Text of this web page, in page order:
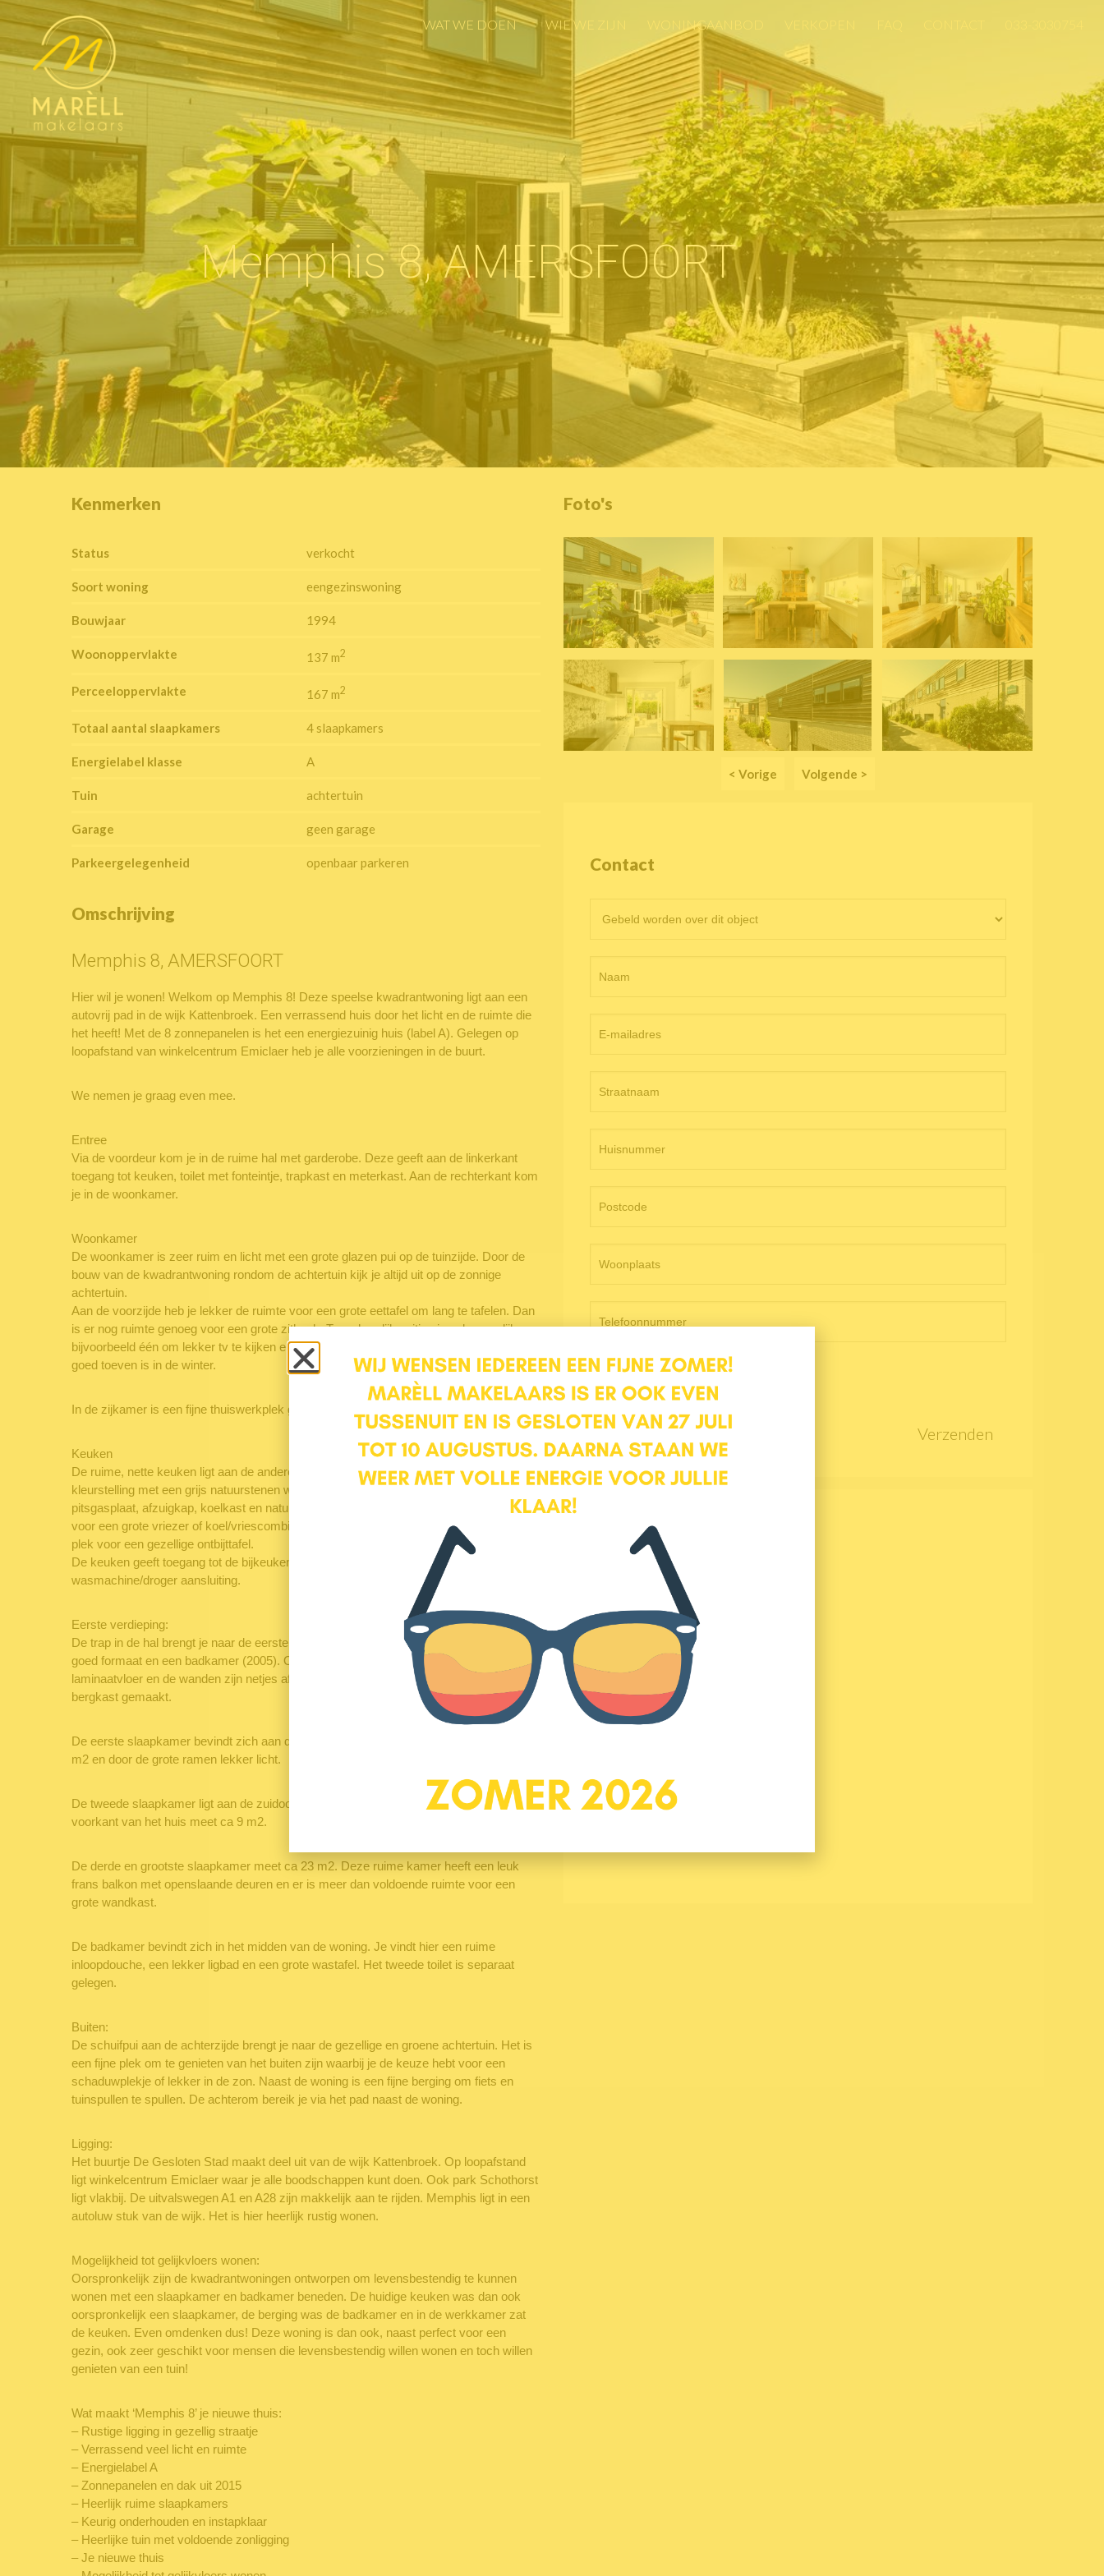
WAT WE DOEN WIE WE ZIJN WONINGAANBOD VERKOPEN
WAT WE DOEN WIE WE ZIJN WONINGAANBOD VERKOPEN
Memphis 8, AMERSFOORT
Kenmerken
Status verkocht
Soort woning eengezinswoning
Bouwjaar 1994
Woonoppervlakte 137 m2
Perceeloppervlakte 167 m2
Totaal aantal slaapkamers 4 slaapkamers
Energielabel klasse A
Tuin achtertuin
Garage geen garage
Parkeergelegenheid openbaar parkeren
Omschrijving
Memphis 8, AMERSFOORT
Hier wil je wonen! Welkom op Memphis 8! Deze speelse kwadrantwoning ligt aan een
autovrij pad in de wijk Kattenbroek. Een verrassend huis door het licht en de ruimte die
het heeft! Met de 8 zonnepanelen is het een energiezuinig huis (label A). Gelegen op
loopafstand van winkelcentrum Emiclaer heb je alle voorzieningen in de buurt.
We nemen je graag even mee.
Entree
Via de voordeur kom je in de ruime hal met garderobe. Deze geeft aan de linkerkant
toegang tot keuken, toilet met fonteintje, trapkast en meterkast. Aan de rechterkant kom
je in de woonkamer.
Woonkamer
De woonkamer is zeer ruim en licht met een grote glazen pui op de tuinzijde. Door de
bouw van de kwadrantwoning rondom de achtertuin kijk je altijd uit op de zonnige
achtertuin.
Aan de voorzijde heb je lekker de ruimte voor een grote eettafel om lang te tafelen. Dan
is er nog ruimte genoeg voor een grote zithoek. Twee heerlijke zitjes is ook mogelijk,
bijvoorbeeld één om lekker tv te kijken en één rondom de gezellige houtkachel waar het
goed toeven is in de winter.
In de zijkamer is een fijne thuiswerkplek gemaakt, waar je geconcentreerd kunt werken.
Keuken
De ruime, nette keuken ligt aan de andere kant van de hal. De keuken in neutrale witte
kleurstelling met een grijs natuurstenen werkblad is voorzien van een grote Miele 5-
pitsgasplaat, afzuigkap, koelkast en natuurlijk een vaatwasser. In de nis is nog ruimte
voor een grote vriezer of koel/vriescombinatie. De keuken is ruim en heeft voldoende
plek voor een gezellige ontbijttafel.
De keuken geeft toegang tot de bijkeuken met CV-installatie (2010), extra spoelbak en
wasmachine/droger aansluiting.
Eerste verdieping:
De trap in de hal brengt je naar de eerste verdieping. Hier vind je drie slaapkamers van
goed formaat en een badkamer (2005). Op de vloer ligt een keurige doorgelegde
laminaatvloer en de wanden zijn netjes afgewerkt. Op de overloop is een mooie grote
bergkast gemaakt.
De eerste slaapkamer bevindt zich aan de noordwestzijde. Een fijne kamer van ca 11
m2 en door de grote ramen lekker licht.
De tweede slaapkamer ligt aan de zuidoostzijde. Deze sfeervolle kamer aan de
voorkant van het huis meet ca 9 m2.
De derde en grootste slaapkamer meet ca 23 m2. Deze ruime kamer heeft een leuk
frans balkon met openslaande deuren en er is meer dan voldoende ruimte voor een
grote wandkast.
De badkamer bevindt zich in het midden van de woning. Je vindt hier een ruime
inloopdouche, een lekker ligbad en een grote wastafel. Het tweede toilet is separaat
gelegen.
Buiten:
De schuifpui aan de achterzijde brengt je naar de gezellige en groene achtertuin. Het is
een fijne plek om te genieten van het buiten zijn waarbij je de keuze hebt voor een
schaduwplekje of lekker in de zon. Naast de woning is een fijne berging om fiets en
tuinspullen te spullen. De achterom bereik je via het pad naast de woning.
Ligging:
Het buurtje De Gesloten Stad maakt deel uit van de wijk Kattenbroek. Op loopafstand
ligt winkelcentrum Emiclaer waar je alle boodschappen kunt doen. Ook park Schothorst
ligt vlakbij. De uitvalswegen A1 en A28 zijn makkelijk aan te rijden. Memphis ligt in een
autoluw stuk van de wijk. Het is hier heerlijk rustig wonen.
Mogelijkheid tot gelijkvloers wonen:
Oorspronkelijk zijn de kwadrantwoningen ontworpen om levensbestendig te kunnen
wonen met een slaapkamer en badkamer beneden. De huidige keuken was dan ook
oorspronkelijk een slaapkamer, de berging was de badkamer en in de werkkamer zat
de keuken. Even omdenken dus! Deze woning is dan ook, naast perfect voor een
gezin, ook zeer geschikt voor mensen die levensbestendig willen wonen en toch willen
genieten van een tuin!
Wat maakt ‘Memphis 8’ je nieuwe thuis:
– Rustige ligging in gezellig straatje
– Verrassend veel licht en ruimte
– Energielabel A
– Zonnepanelen en dak uit 2015
– Heerlijk ruime slaapkamers
– Keurig onderhouden en instapklaar
– Heerlijke tuin met voldoende zonligging
– Je nieuwe thuis
Foto's
< Vorige Volgende >
Contact
objectpagina
Ochtend
Middag
Verzenden
Locatie